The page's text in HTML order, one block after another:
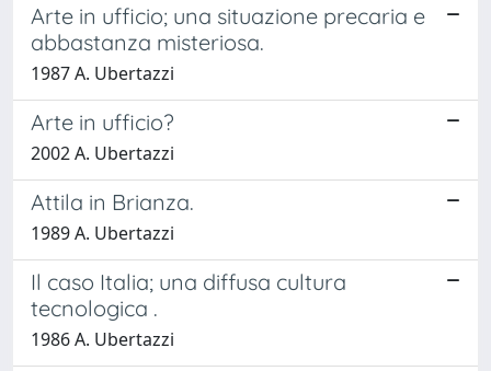
Arte in ufficio; una situazione precaria e
abbastanza misteriosa.
1987 A. Ubertazzi
Arte in ufficio?
2002 A. Ubertazzi
Attila in Brianza.
1989 A. Ubertazzi
Il caso Italia; una diffusa cultura
tecnologica .
1986 A. Ubertazzi